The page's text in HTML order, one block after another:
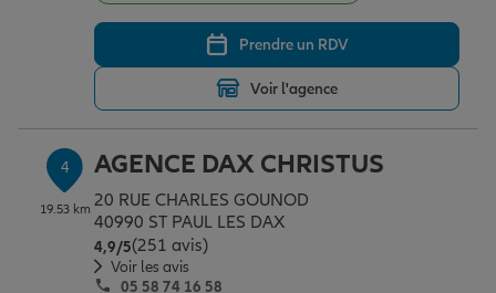
Tous nos devis d'assurance Prendre un RDV
Voir l'agence
4
19.53 km
AGENCE DAX CHRISTUS
20 RUE CHARLES GOUNOD
40990 ST PAUL LES DAX
4,9/5Note de 4.9 sur 5
(251 avis)
Voir les avis
05 58 74 16 58